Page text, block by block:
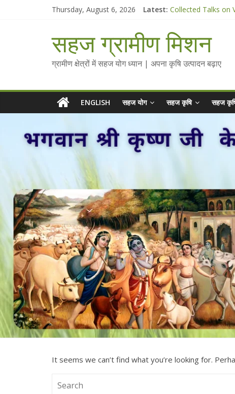
Thursday, August 6, 2026 Latest: Collected Talks on
चैतन्यित जल pdf
Standee Designs
Chalo Gaon Ki Or
सहज ग्रामीण मिशन
ग्रामीण क्षेत्रों में सहज योग ध्यान | अपना कृषि उत्पादन बढ़ाए
ENGLISH सहज योग सहज कृषि सहज
It seems we can’t find what you’re looking for.